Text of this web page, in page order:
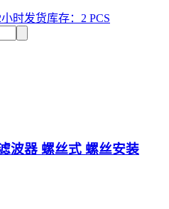
时发货库存：2 PCS
波器 螺丝式 螺丝安装